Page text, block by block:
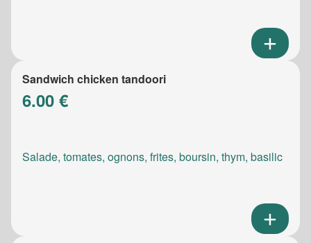
Sandwich chicken tandoori
6.00 €
Salade, tomates, ognons, frites, boursin, thym, basilic